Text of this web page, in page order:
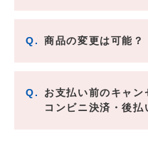
Q. 商品の変更は可能？
Q.
お支払い前のキャン
コンビニ決済・後払